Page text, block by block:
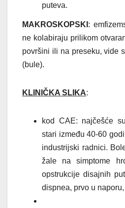
puteva.
MAKROSKOPSKI :
ne kolabiraju prilikom
površini ili na preseku, vide
(bule).
KLINIČKA SLIKA:
kod CAE: najčešće
stari između 40-60
industrijski radnici.
žale na simptome
opstrukcije disajnih
dispnea, prvo u